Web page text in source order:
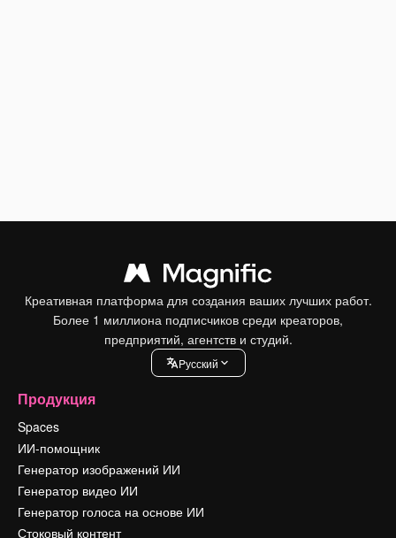
Креативная платформа для создания ваших лучших работ.
Более 1 миллиона подписчиков среди креаторов,
предприятий, агентств и студий.
Pусский
Продукция
Spaces
ИИ-помощник
Генератор изображений ИИ
Генератор видео ИИ
Генератор голоса на основе ИИ
Стоковый контент